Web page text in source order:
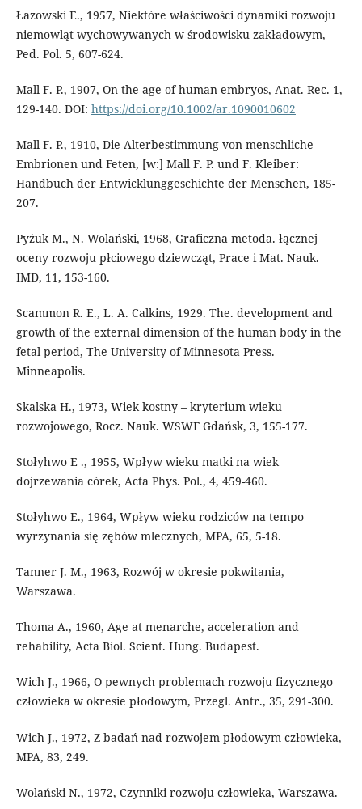
Łazowski E., 1957, Niektóre właściwości dynamiki rozwoju
niemowląt wychowywanych w środowisku zakładowym,
Ped. Pol. 5, 607-624.
Mall F. P., 1907, On the age of human embryos, Anat. Rec. 1,
129-140. DOI: https://doi.org/10.1002/ar.1090010602
Mall F. P., 1910, Die Alterbestimmung von menschliche
Embrionen und Feten, [w:] Mall F. P. und F. Kleiber:
Handbuch der Entwicklunggeschichte der Menschen, 185-
207.
Pyżuk M., N. Wolański, 1968, Graficzna metoda. łącznej
oceny rozwoju płciowego dziewcząt, Prace i Mat. Nauk.
IMD, 11, 153-160.
Scammon R. E., L. A. Calkins, 1929. The. development and
growth of the external dimension of the human body in the
fetal period, The University of Minnesota Press.
Minneapolis.
Skalska H., 1973, Wiek kostny – kryterium wieku
rozwojowego, Rocz. Nauk. WSWF Gdańsk, 3, 155-177.
Stołyhwo E ., 1955, Wpływ wieku matki na wiek
dojrzewania córek, Acta Phys. Pol., 4, 459-460.
Stołyhwo E., 1964, Wpływ wieku rodziców na tempo
wyrzynania się zębów mlecznych, MPA, 65, 5-18.
Tanner J. M., 1963, Rozwój w okresie pokwitania,
Warszawa.
Thoma A., 1960, Age at menarche, acceleration and
rehability, Acta Biol. Scient. Hung. Budapest.
Wich J., 1966, O pewnych problemach rozwoju fizycznego
człowieka w okresie płodowym, Przegl. Antr., 35, 291-300.
Wich J., 1972, Z badań nad rozwojem płodowym człowieka,
MPA, 83, 249.
Wolański N., 1972, Czynniki rozwoju człowieka, Warszawa.